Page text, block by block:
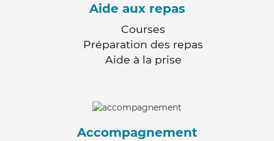
Aide aux repas
Courses
Préparation des repas
Aide à la prise
Accompagnement